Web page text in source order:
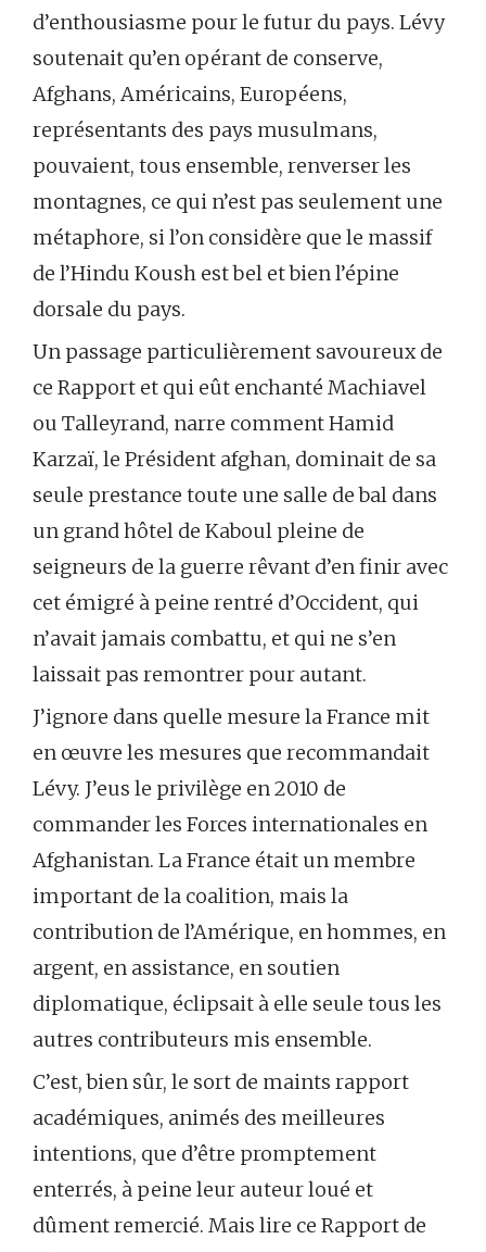
d’enthousiasme pour le futur du pays. Lévy
soutenait qu’en opérant de conserve,
Afghans, Américains, Européens,
représentants des pays musulmans,
pouvaient, tous ensemble, renverser les
montagnes, ce qui n’est pas seulement une
métaphore, si l’on considère que le massif
de l’Hindu Koush est bel et bien l’épine
dorsale du pays.
Un passage particulièrement savoureux de
ce Rapport et qui eût enchanté Machiavel
ou Talleyrand, narre comment Hamid
Karzaï, le Président afghan, dominait de sa
seule prestance toute une salle de bal dans
un grand hôtel de Kaboul pleine de
seigneurs de la guerre rêvant d’en finir avec
cet émigré à peine rentré d’Occident, qui
n’avait jamais combattu, et qui ne s’en
laissait pas remontrer pour autant.
J’ignore dans quelle mesure la France mit
en œuvre les mesures que recommandait
Lévy. J’eus le privilège en 2010 de
commander les Forces internationales en
Afghanistan. La France était un membre
important de la coalition, mais la
contribution de l’Amérique, en hommes, en
argent, en assistance, en soutien
diplomatique, éclipsait à elle seule tous les
autres contributeurs mis ensemble.
C’est, bien sûr, le sort de maints rapport
académiques, animés des meilleures
intentions, que d’être promptement
enterrés, à peine leur auteur loué et
dûment remercié. Mais lire ce Rapport de